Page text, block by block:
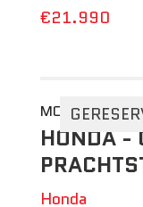
€21.990
MOTO
HONDA -
Honda